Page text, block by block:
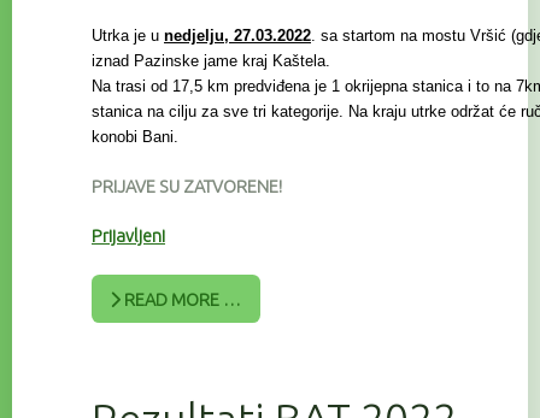
Utrka je u nedjelju, 27.03.2022 . sa startom na mostu Vršić
iznad Pazinske jame kraj Kaštela.
Na trasi od 17,5 km predviđena je 1 okrijepna stanica i to na
stanica na cilju za sve tri kategorije. Na kraju utrke održat će
konobi Bani.
PRIJAVE SU ZATVORENE!
Prijavljeni
READ MORE …